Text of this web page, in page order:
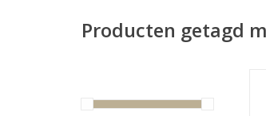
Producten getagd